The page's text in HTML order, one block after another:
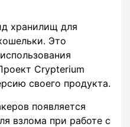
хранилищ для
Это
Crypterium
своего продукта.
появляется
взлома при работе с